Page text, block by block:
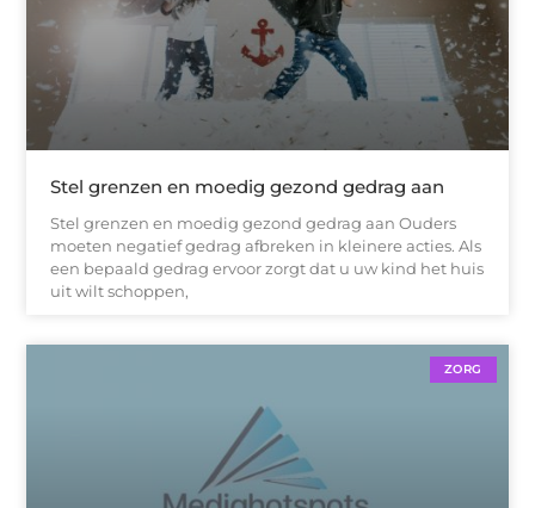
Stel grenzen en moedig gezond gedrag aan
Stel grenzen en moedig gezond gedrag aan Ouders
moeten negatief gedrag afbreken in kleinere acties. Als
een bepaald gedrag ervoor zorgt dat u uw kind het huis
uit wilt schoppen,
ZORG